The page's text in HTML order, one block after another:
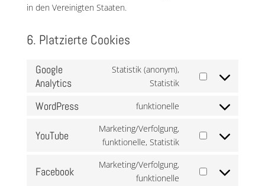
in den Vereinigten Staaten.
6. Platzierte Cookies
Google
Analytics
Statistik (anonym),
Statistik
Consent
analytics
WordPress funktionelle
service
YouTube
Marketing/Verfolgung,
funktionelle, Statistik
Consent
service
Facebook
Marketing/Verfolgung,
funktionelle
Consent